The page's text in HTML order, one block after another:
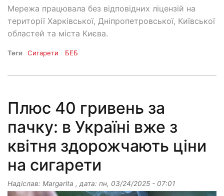
Мережа працювала без відповідних ліцензій на
території Харківської, Дніпропетровської, Київської
областей та міста Києва.
Теги Сигарети БЕБ
Плюс 40 гривень за
пачку: в Україні вже з
квітня здорожчають ціни
на сигарети
Надіслав: Margarita , дата: пн, 03/24/2025 - 07:01